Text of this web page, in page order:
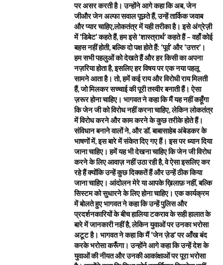
पर असर करती है। उन्होंने आगे कहा कि अब, जेन
जीऔर जेन अल्फा सवाल पूछते हैं, उन्हें तार्किक जवाब
और प्यार चाहिए,लोकतंत्र में यही तरीका है। इसे अंग्रेज़ी
में ‘डिबेट’ कहते हैं, हम इसे ‘शास्त्रार्थ’ कहते हैं – वहाँ कोई
बहस नहीं होती, बल्कि दो पक्ष होते हैं: ‘पूर्व’ और ‘उत्तर’।
हम सभी पहलुओं को देखते हैं और हर किसी का अपना
नज़रिया होता है, इसलिए हर विषय पर एक नया पहलू
सामने आता है। तो, हमें कई राय और विरोधी राय मिलती
हैं, जो मिलकर सच्चाई की पूरी तस्वीर बनाती हैं। ऐसा
ज़रूर होना चाहिए। भागवत ने कहा कि मैं यह नहीं कहूँगा
कि जेन जी को विरोध नहीं करना चाहिए, लेकिन लोकतंत्र
में विरोध करने और काम करने के कुछ तरीके होते हैं।
संविधान बनाने वालों ने, और डॉ. बाबासाहेब अंबेडकर के
भाषणों में, इस बारे में संकेत दिए गए हैं। इस पर ध्यान दिया
जाना चाहिए। हमें यह भी देखना चाहिए कि जेन जी विरोध
करने के लिए आवाज़ नहीं उठा रही है, वे ऐसा इसलिए कर
रहे हैं क्योंकि उन्हें कुछ दिक्कतें हैं और उन्हें ठीक किया
जाना चाहिए। आंदोलन मेरे या आपके ख़िलाफ़ नहीं, बल्कि
सिस्टम को सुधारने के लिए होना चाहिए। एक कार्यक्रम
में बोलते हुए भागवत ने कहा कि उन्हें पुलिस और
प्रदर्शनकारियों के बीच हालिया टकराव के सही हालात के
बारे में जानकारी नहीं है, लेकिन युवाओं पर उनका भरोसा
अटूट है। भागवत ने कहा कि मैं ‘जेन ज़ेड’ पर आँख बंद
करके भरोसा करूँगा। उन्होंने आगे कहा कि उन्हें देश के
युवाओं की नीयत और उनकी आकांक्षाओं पर पूरा भरोसा